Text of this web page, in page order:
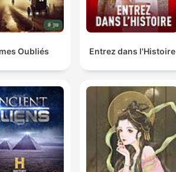
Oubliés Entrez dans l'Histoire